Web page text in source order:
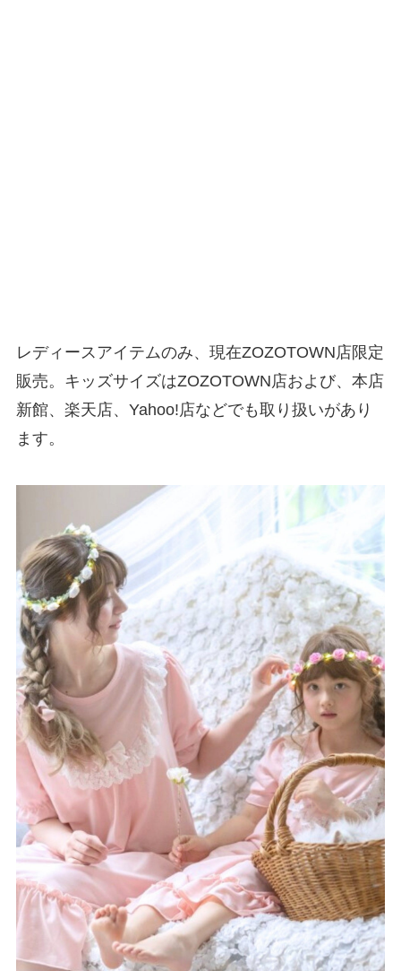
レディースアイテムのみ、現在ZOZOTOWN店限定
販売。キッズサイズはZOZOTOWN店および、本店
新館、楽天店、Yahoo!店などでも取り扱いがあり
ます。